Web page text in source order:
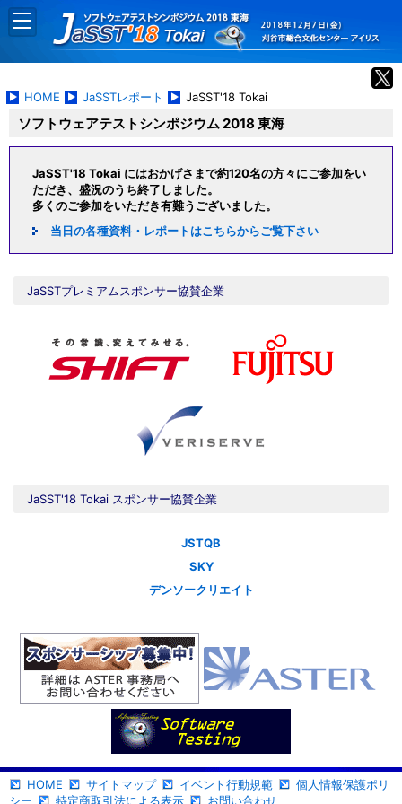
HOME JaSSTレポート JaSST'18 Tokai
ソフトウェアテストシンポジウム 2018 東海
JaSST'18 Tokai にはおかげさまで約120名の方々にご参加をい
ただき、盛況のうち終了しました。
多くのご参加をいただき有難うございました。
当日の各種資料・レポートはこちらからご覧下さい
JaSSTプレミアムスポンサー協賛企業
JaSST'18 Tokai スポンサー協賛企業
JSTQB
SKY
デンソークリエイト
HOME サイトマップ イベント行動規範
個人情報保護ポリ
シー
特定商取引法による表示 お問い合わせ